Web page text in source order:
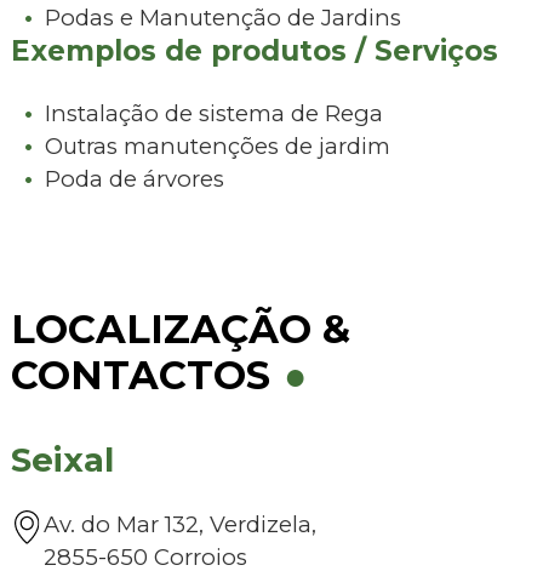
Podas e Manutenção de Jardins
Exemplos de produtos / Serviços
Instalação de sistema de Rega
Outras manutenções de jardim
Poda de árvores
LOCALIZAÇÃO &
CONTACTOS
Seixal
Av. do Mar 132, Verdizela,
2855-650 Corroios